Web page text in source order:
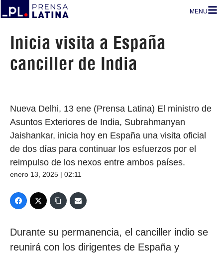
MENU
Inicia visita a España
canciller de India
Nueva Delhi, 13 ene (Prensa Latina) El ministro de
Asuntos Exteriores de India, Subrahmanyan
Jaishankar, inicia hoy en España una visita oficial
de dos días para continuar los esfuerzos por el
reimpulso de los nexos entre ambos países.
enero 13, 2025 | 02:11
Durante su permanencia, el canciller indio se
reunirá con los dirigentes de España y